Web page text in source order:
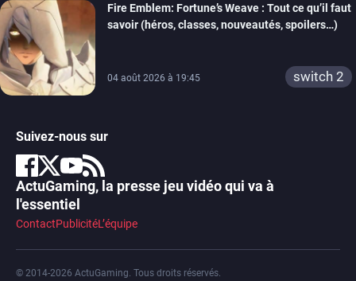
Fire Emblem: Fortune’s Weave : Tout ce qu’il faut
savoir (héros, classes, nouveautés, spoilers…)
04 août 2026 à 19:45 switch 2
Suivez-nous sur
ActuGaming, la presse jeu vidéo qui va à
l'essentiel
ContactPublicitéL’équipe
© 2014-2026 ActuGaming. Tous droits réservés.